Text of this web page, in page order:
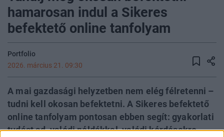
hamarosan indul a Sikeres
befektető online tanfolyam
Portfolio
2026. március 21. 09:30
A mai gazdasági helyzetben nem elég félretenni –
tudni kell okosan befektetni. A Sikeres befektető
online tanfolyam pontosan ebben segít: gyakorlati
tudást ad, valódi példákkal, valódi kérdésekre